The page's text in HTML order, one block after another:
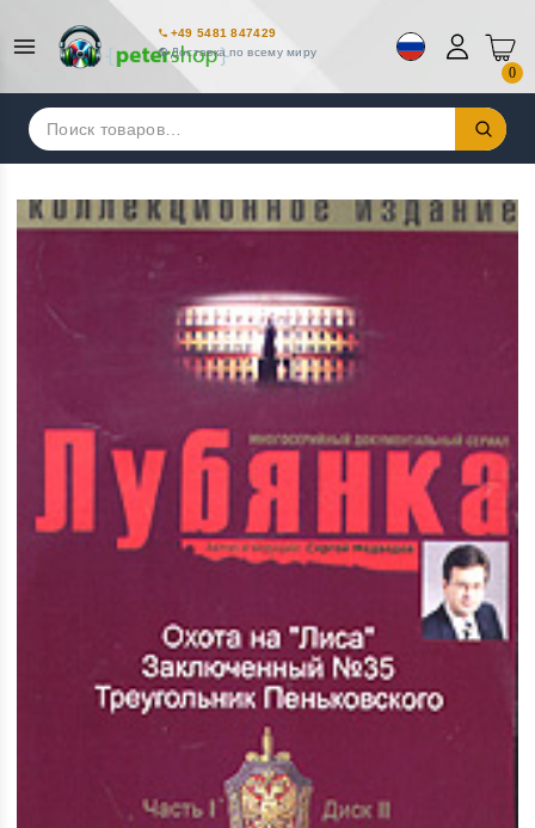
+49 5481 847429
Доставка по всему миру
0
Искать: